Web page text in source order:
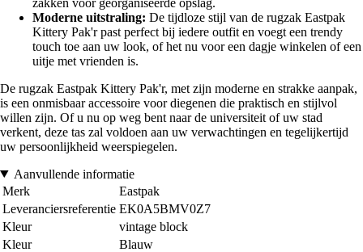
Moderne uitstraling: De tijdloze stijl van de rugzak Eastpak
Kittery Pak'r past perfect bij iedere outfit en voegt een trendy
touch toe aan uw look, of het nu voor een dagje winkelen of een
uitje met vrienden is.
De rugzak Eastpak Kittery Pak'r, met zijn moderne en strakke aanpak,
is een onmisbaar accessoire voor diegenen die praktisch en stijlvol
willen zijn. Of u nu op weg bent naar de universiteit of uw stad
verkent, deze tas zal voldoen aan uw verwachtingen en tegelijkertijd
uw persoonlijkheid weerspiegelen.
Aanvullende informatie
Merk
Eastpak
Leveranciersreferentie EK0A5BMV0Z7
Kleur
vintage block
Kleur
Blauw